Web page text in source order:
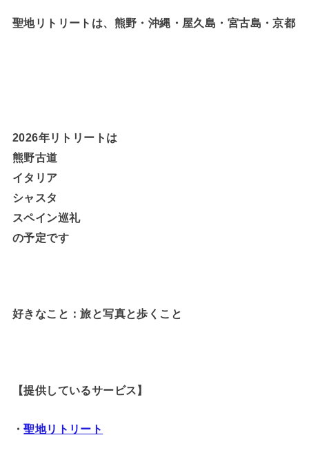
聖地リトリートは、熊野・沖縄・屋久島・宮古島・京都
2026年リトリートは
熊野古道
イタリア
シャスタ
スペイン巡礼
の予定です
好きなこと：旅と写真と歩くこと
【提供しているサービス】
・聖地リトリート